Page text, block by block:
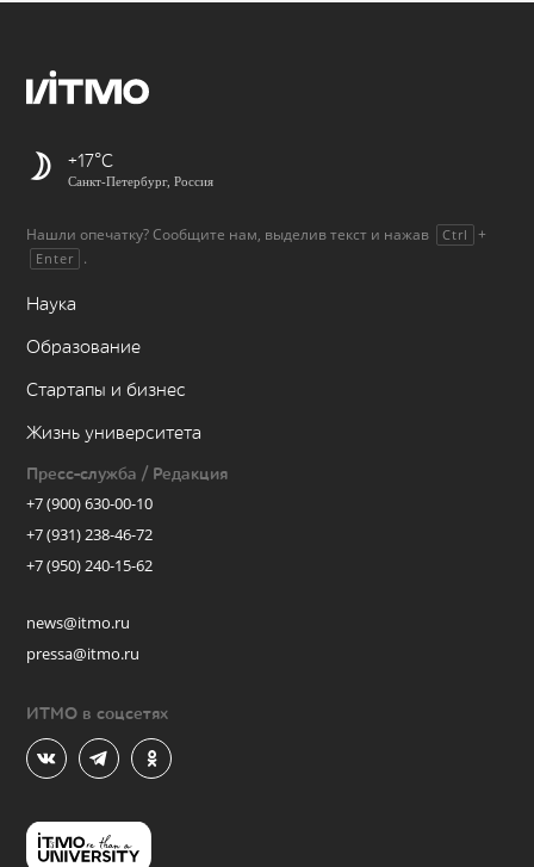
+17
Санкт-Петербург, Россия
Нашли опечатку? Сообщите нам, выделив текст и нажав Ctrl +
Enter .
Наука
Образование
Стартапы и бизнес
Жизнь университета
Пресс-служба / Редакция
+7 (900) 630-00-10
+7 (931) 238-46-72
+7 (950) 240-15-62
news@itmo.ru
pressa@itmo.ru
ИТМО в соцсетях